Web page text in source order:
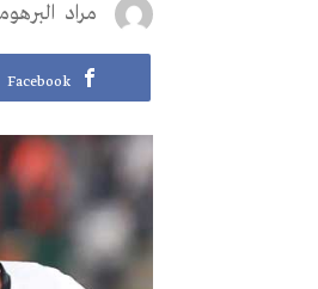
مراد‭ ‬ البرهومي
Facebook